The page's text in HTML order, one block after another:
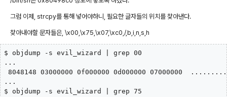
그럼 이제, strcpy를 통해 넣어야하니, 필요한 글자들의 위치를 찾아낸다.
찾아내야할 문자들은, \x00,\x75,\x07,\xc0,/,b,i,n,s,h
$ objdump -s evil_wizard | grep 00
...
8048148 03000000 0f000000 0d000000 07000000
...
$ objdump -s evil_wizard | grep 75